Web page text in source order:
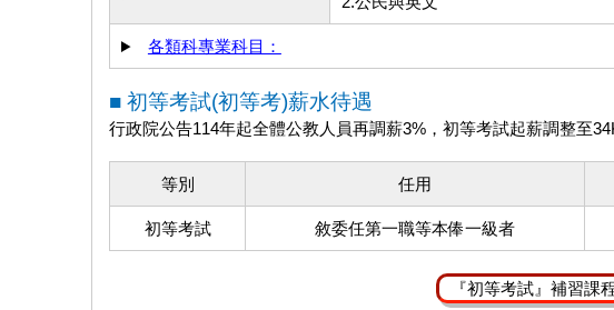
各類科專業科目：
■ 初等考試(初等考)薪水待遇
行政院公告114年起全體公教人員再調薪3%，初等考試起薪調整至
等別 任用
初等考試 敘委任第一職等本俸一級者
『初等考試』補習課